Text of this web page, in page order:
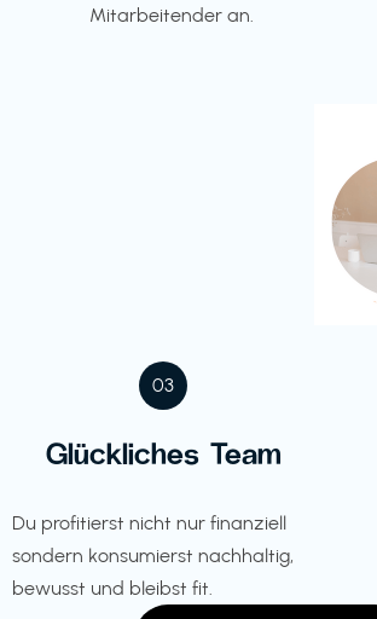
Mitarbeitender an.
03
Glückliches Team
Du profitierst nicht nur finanziell
sondern konsumierst nachhaltig,
bewusst und bleibst fit.